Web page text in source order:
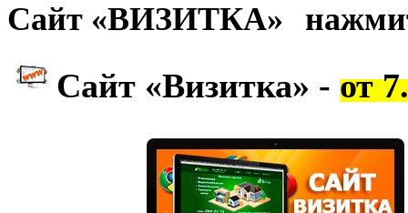
Сайт «ВИЗИТКА»
Сайт «Визитка» - от